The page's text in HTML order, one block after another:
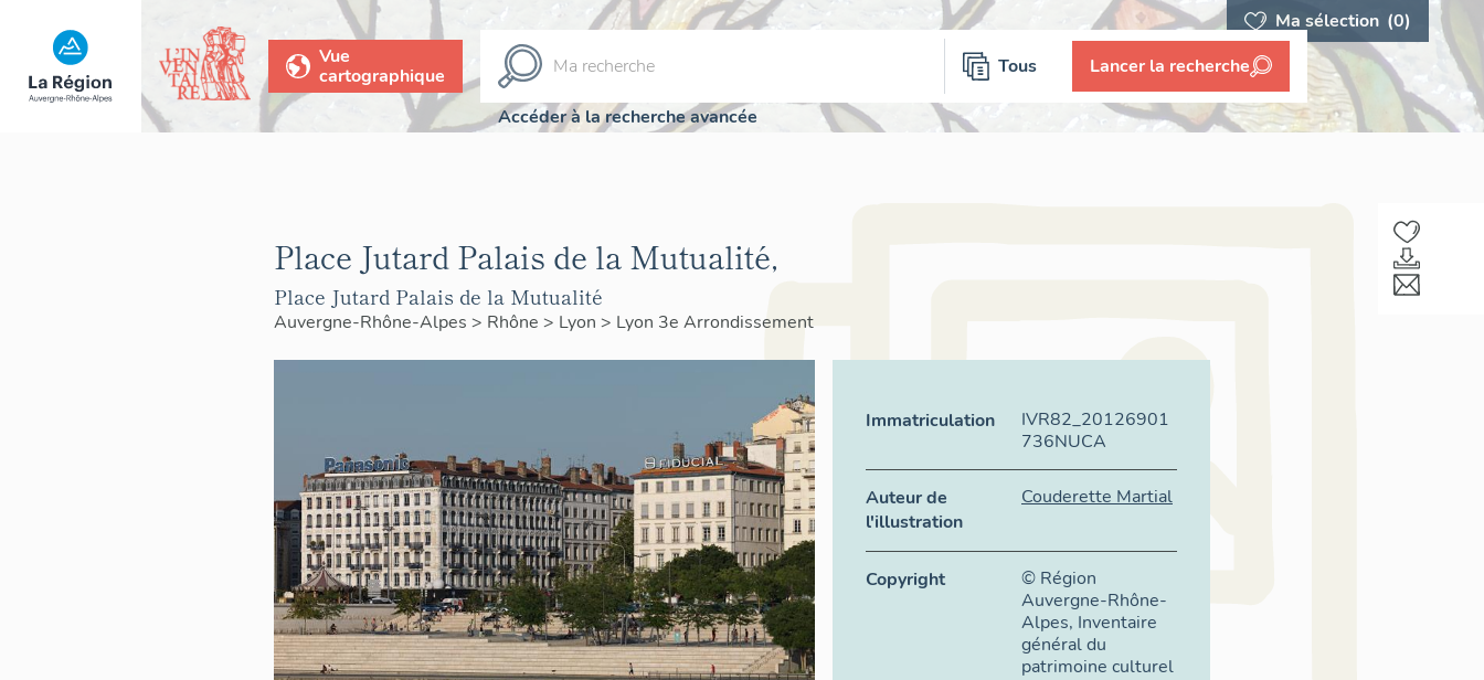
Ma sélection (0)
Vue
cartographique
Tous Lancer la recherche
Accéder à la recherche avancée
Place Jutard Palais de la Mutualité,
Place Jutard Palais de la Mutualité
Auvergne-Rhône-Alpes > Rhône > Lyon > Lyon 3e Arrondissement
Immatriculation
IVR82_20126901
736NUCA
Auteur de
l'illustration
Couderette Martial
Copyright
© Région
Auvergne-Rhône-
Alpes, Inventaire
général du
patrimoine culturel